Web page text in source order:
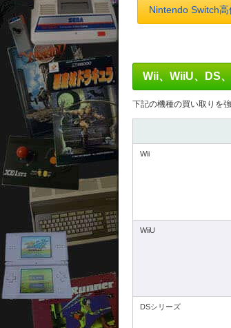
Nintendo Switch高
Wii、WiiU、DS
下記の機種の買い取りを
Wii
WiiU
DSシリーズ